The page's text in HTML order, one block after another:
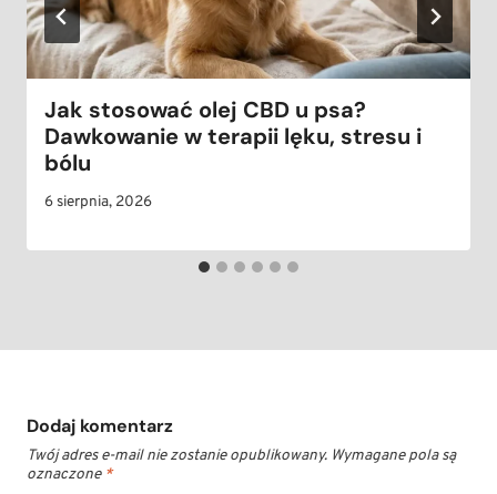
Jak stosować olej CBD u psa?
Dawkowanie w terapii lęku, stresu i
bólu
6 sierpnia, 2026
Dodaj komentarz
Twój adres e-mail nie zostanie opublikowany. Wymagane pola są
oznaczone *